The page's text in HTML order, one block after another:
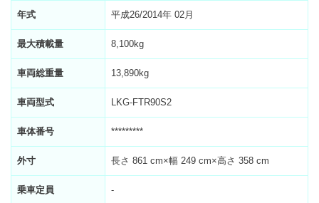
年式 平成26/2014年 02月
最大積載量 8,100kg
車両総重量 13,890kg
車両型式 LKG-FTR90S2
車体番号 *********
外寸 長さ 861 cm×幅 249 cm×高さ 358 cm
乗車定員 -